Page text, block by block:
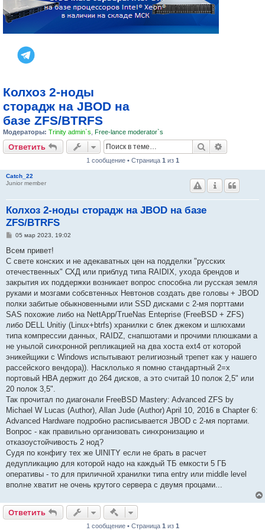
Колхоз 2-ноды
сторадж на JBOD на
базе ZFS/BTRFS
Модераторы: Trinity admin`s Free-lance moderator`s
Ответить Поиск
1 сообщение • Страница 1 из 1
Catch_22
Junior member
Колхоз 2-ноды сторадж на JBOD на базе
ZFS/BTRFS
С
о
щ
е
и
е
05 мар 2023, 19:02
Всем привет!
С свете конских и не адекаватных цен на подделки "русских
отечественных" СХД или приблуд типа RAIDIX, ухода брендов и
закрытия их поддержки возникает вопрос способна ли русская земля
руками и мозгами собсвтенных Невтонов создать две головы + JBOD
полки забитые обыкновенными или SSD дисками с 2-мя порттами
SAS похожие либо на NettApp/TrueNas Enteprise (FreeBSD + ZFS)
либо DELL Unitiy (Linux+btrfs) хранилки с блек джеком и шлюхами
типа компрессии данных, RAIDZ, снапшотами и прочими плюшками а
не унылой синхронной репликацией на два хоста ext4 от которой
эникейщики с Windows испытывают религиозный трепет как у нашего
рассейского вендора)). Насклолько я помню стандартный 2=х
портовый HBA держит до 264 дисков, а это считай 10 полок 2,5" или
20 полок 3,5".
Так прочитал по диагонали FreeBSD Mastery: Advanced ZFS by
Michael W Lucas (Author), Allan Jude (Author) April 10, 2016 в Chapter 6:
Advanced Hardware подробно расписывается JBOD c 2-мя портами.
Вопрос - как правильно организовать синхронизацию и
отказоустойчивость 2 нод?
Судя по конфигу тех же UINITY если не брать в расчет
дедупликацию для которой надо на каждый ТБ емкости 5 ГБ
оперативы - то для приличной хранилки типа entry или middle level
вполне хватит не очень крутого сервера с двумя процами...
Ответить Быстрые действия
1 сообщение • Страница 1 из 1